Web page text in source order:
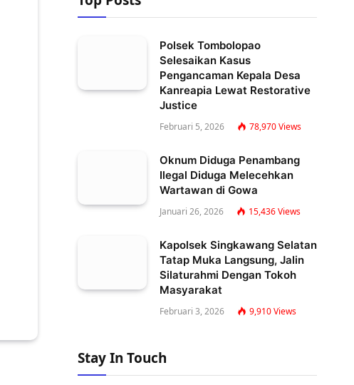
Polsek Tombolopao
Selesaikan Kasus
Pengancaman Kepala Desa
Kanreapia Lewat Restorative
Justice
Februari 5, 2026 78,970Views
Oknum Diduga Penambang
Ilegal Diduga Melecehkan
Wartawan di Gowa
Januari 26, 2026 15,436Views
Kapolsek Singkawang Selatan
Tatap Muka Langsung, Jalin
Silaturahmi Dengan Tokoh
Masyarakat
Februari 3, 2026 9,910Views
Stay In Touch